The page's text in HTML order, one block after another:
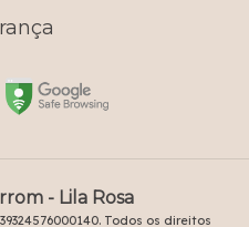
- Lila Rosa
Todos os direitos